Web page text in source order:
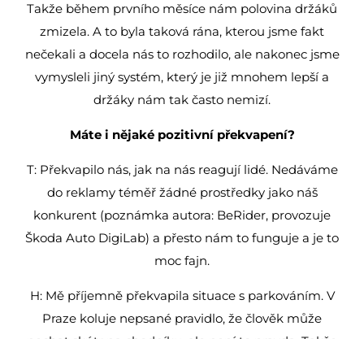
Takže během prvního měsíce nám polovina držáků
zmizela. A to byla taková rána, kterou jsme fakt
nečekali a docela nás to rozhodilo, ale nakonec jsme
vymysleli jiný systém, který je již mnohem lepší a
držáky nám tak často nemizí.
Máte i nějaké pozitivní překvapení?
T: Překvapilo nás, jak na nás reagují lidé. Nedáváme
do reklamy téměř žádné prostředky jako náš
konkurent (poznámka autora: BeRider, provozuje
Škoda Auto DigiLab) a přesto nám to funguje a je to
moc fajn.
H: Mě příjemně překvapila situace s parkováním. V
Praze koluje nepsané pravidlo, že člověk může